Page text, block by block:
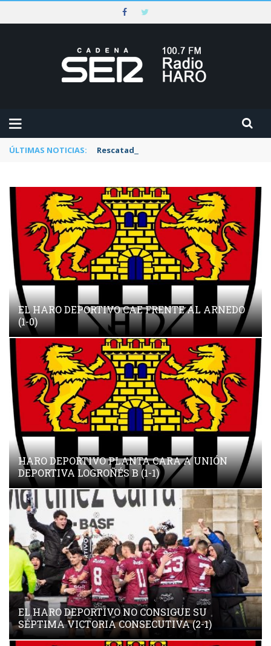
ÚLTIMAS NOTICIAS: Rescatado un ciclista accidentado en un
TABLAS EN EL LUIS DE LA FUENTE (0-0)
HARO DEPORTIVO PLANTA CARA A UNIÓN
DEPORTIVA LOGROÑÉS B (1-1)
EL HARO DEPORTIVO NO CONSIGUE SU
SÉPTIMA VICTORIA CONSECUTIVA (2-1)